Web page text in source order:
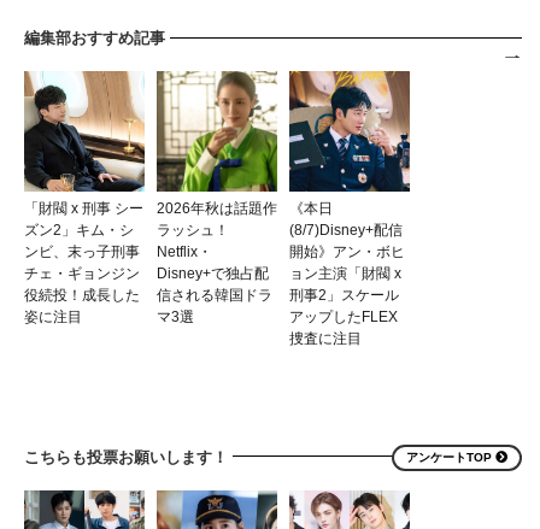
編集部おすすめ記事
「財閥 x 刑事 シー
ズン2」キム・シ
ンビ、末っ子刑事
チェ・ギョンジン
役続投！成長した
姿に注目
2026年秋は話題作
ラッシュ！
Netflix・
Disney+で独占配
信される韓国ドラ
マ3選
《本日
(8/7)Disney+配信
開始》アン・ボヒ
ョン主演「財閥 x
刑事2」スケール
アップしたFLEX
捜査に注目
こちらも投票お願いします！ アンケートTOP